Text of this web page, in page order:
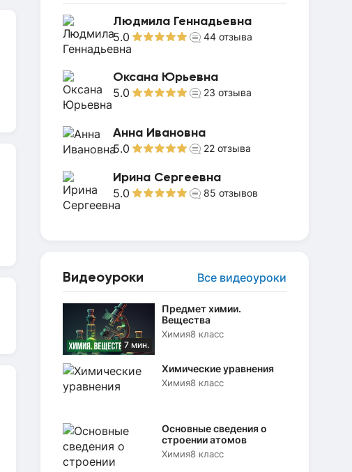
Людмила Геннадьевна
5.0 44 отзыва
Оксана Юрьевна
5.0 23 отзыва
Анна Ивановна
5.0 22 отзыва
Ирина Сергеевна
5.0 85 отзывов
Видеоуроки Все видеоуроки
7 мин.
Предмет химии.
Вещества
Химия8 класс
Химические уравнения
Химия8 класс
Основные сведения о
строении атомов
Химия8 класс